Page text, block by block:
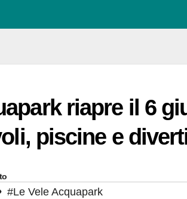
riapre il 6
piscine e
#Le Vele Acquapark